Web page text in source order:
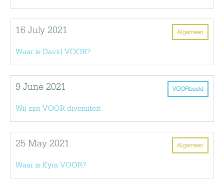
Algemeen
16 July 2021
Waar is David VOOR?
VOORbeeld
9 June 2021
Wij zijn VOOR diversiteit
Algemeen
25 May 2021
Waar is Kyra VOOR?